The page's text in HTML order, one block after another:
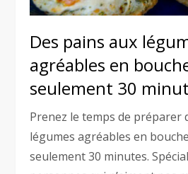
Des pains aux
agréables en
seulement 30
Prenez le temps de préparer
légumes agréables en
seulement 30 minutes.